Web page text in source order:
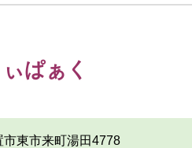
ぱぁく
市東市来町湯田4778